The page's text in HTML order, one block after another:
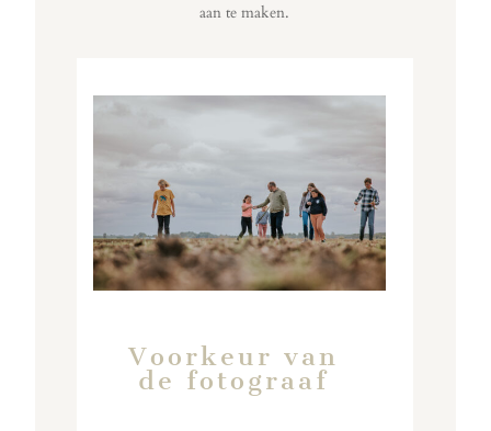
aan te maken.
Voorkeur van
de fotograaf